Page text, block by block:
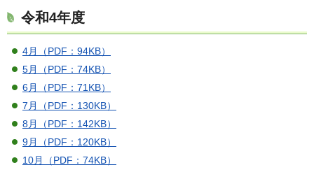
令和4年度
4月（PDF：94KB）
5月（PDF：74KB）
6月（PDF：71KB）
7月（PDF：130KB）
8月（PDF：142KB）
9月（PDF：120KB）
10月（PDF：74KB）